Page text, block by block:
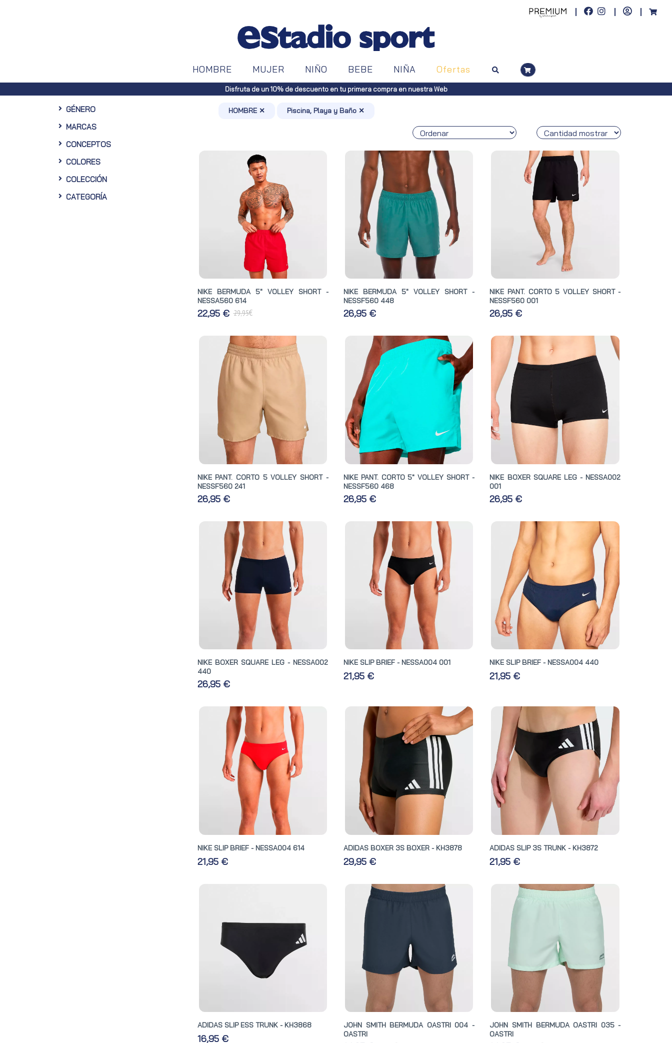
HOMBRE MUJER NIÑO BEBE NIÑA Ofertas
Envíos gratuitos a toda España (Canarias, pedidos superiores a 50€. Península, pedidos superiores a 100€)
GÉNERO
MARCAS
CONCEPTOS
COLORES
COLECCIÓN
CATEGORÍA
HOMBRE ✕ Piscina, Playa y Baño ✕
NIKE BERMUDA 5" VOLLEY SHORT -
NESSA560 614
22,95 € 29,95€
NIKE BERMUDA 5" VOLLEY SHORT -
NESSF560 448
26,95 €
NIKE PANT. CORTO 5 VOLLEY SHORT -
NESSF560 001
26,95 €
NIKE PANT. CORTO 5 VOLLEY SHORT -
NESSF560 241
26,95 €
NIKE PANT. CORTO 5" VOLLEY SHORT -
NESSF560 468
26,95 €
NIKE BOXER SQUARE LEG - NESSA002
001
26,95 €
NIKE BOXER SQUARE LEG - NESSA002
440
26,95 €
NIKE SLIP BRIEF - NESSA004 001
21,95 €
NIKE SLIP BRIEF - NESSA004 440
21,95 €
NIKE SLIP BRIEF - NESSA004 614
21,95 €
ADIDAS BOXER 3S BOXER - KH3878
29,95 €
ADIDAS SLIP 3S TRUNK - KH3872
21,95 €
ADIDAS SLIP ESS TRUNK - KH3868
16,95 €
JOHN SMITH BERMUDA OASTRI 004 -
OASTRI
JOHN SMITH BERMUDA OASTRI 035 -
OASTRI